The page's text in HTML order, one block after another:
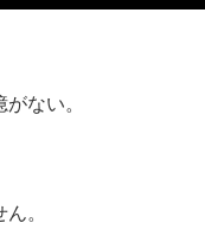
ない。
。